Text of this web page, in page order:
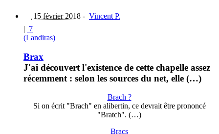
15 février 2018 - Vincent P.
| 7
(Landiras)
Brax
J'ai découvert l'existence de cette chapelle assez
récemment : selon les sources du net, elle (…)
Brach ?
Si on écrit "Brach" en alibertin, ce devrait être prononcé
"Bratch". (…)
Bracs